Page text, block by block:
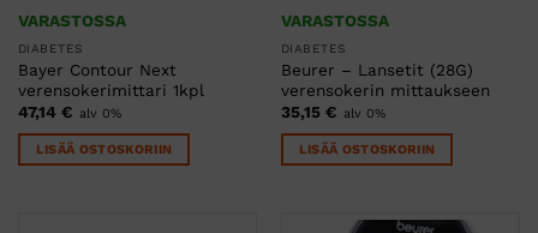
VARASTOSSA
DIABETES
Bayer Contour Next
verensokerimittari 1kpl
47,14 € alv 0%
LISÄÄ OSTOSKORIIN
VARASTOSSA
DIABETES
Beurer – Lansetit (28G)
verensokerin mittaukseen
35,15 € alv 0%
LISÄÄ OSTOSKORIIN